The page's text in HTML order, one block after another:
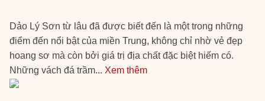
Dảo Lý Sơn từ lâu đã được biết đến là một trong những
điểm đến nổi bật của miền Trung, không chỉ nhờ vẻ đẹp
hoang sơ mà còn bởi giá trị địa chất đặc biệt hiếm có.
Những vách đá trầm... Xem thêm